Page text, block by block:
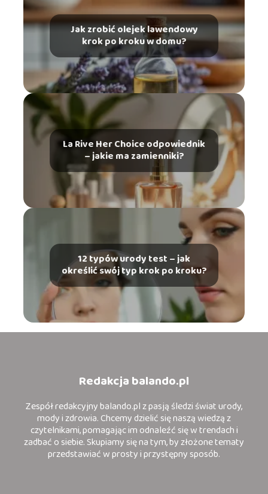
Jak zrobić olejek lawendowy
krok po kroku w domu?
La Rive Her Choice odpowiednik
– jakie ma zamienniki?
12 typów urody test – jak
określić swój typ krok po kroku?
Redakcja balando.pl
Zespół redakcyjny balando.pl z pasją śledzi świat urody,
mody i zdrowia. Chcemy dzielić się naszą wiedzą z
czytelnikami, pomagając im odnaleźć się w trendach i
zadbać o siebie. Skupiamy się na tym, by złożone tematy
przedstawiać w prosty i przystępny sposób.